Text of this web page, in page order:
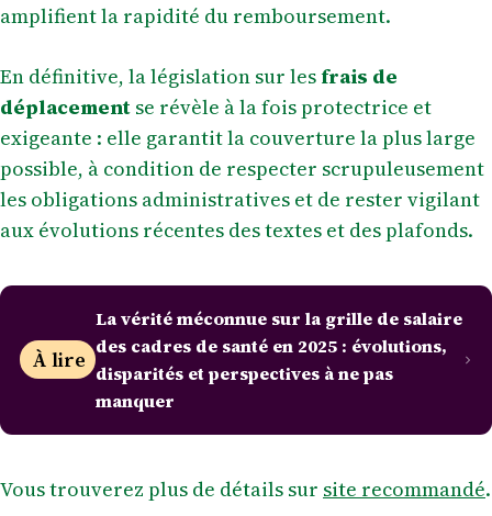
amplifient la rapidité du remboursement.
En définitive, la législation sur lesfrais de
déplacement se révèle à la fois protectrice et
exigeante : elle garantit la couverture la plus large
possible, à condition de respecter scrupuleusement
les obligations administratives et de rester vigilant
aux évolutions récentes des textes et des plafonds.
À lire
La vérité méconnue sur la grille de salaire
des cadres de santé en 2025 : évolutions,
disparités et perspectives à ne pas
manquer
Vous trouverez plus de détails sur site recommandé.